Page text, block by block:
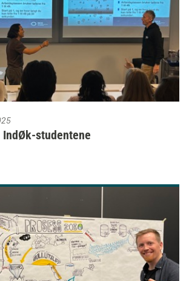
IndØk-studentene